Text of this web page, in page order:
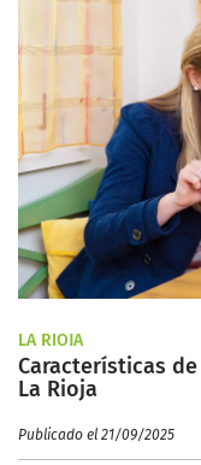
LA RIOJA
Características
La Rioja
Publicado el 21/09/2025